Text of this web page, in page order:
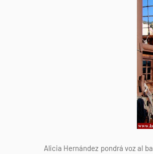
Alicia Hernández pondrá voz al